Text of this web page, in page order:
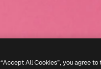
All Cookies”, you agree